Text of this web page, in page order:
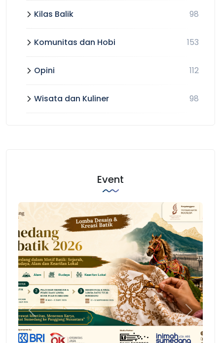
Kilas Balik 98
Komunitas dan Hobi 153
Opini 112
Wisata dan Kuliner 98
Event
Previous Next